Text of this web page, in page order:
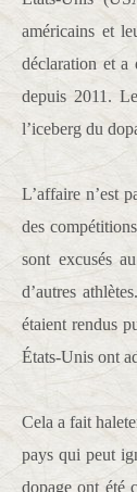
américains et
déclaration et a
depuis 2011.
l’iceberg du
L’affaire n’est
des
sont excusés
d’autres
étaient rendus
États-Unis ont
Cela a fait
pays qui peut
dopage ont été